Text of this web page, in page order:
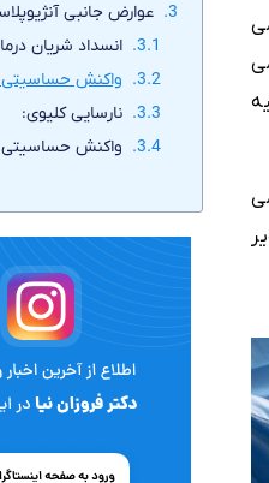
نارسایی کلیوی:
واکنش حساسیتی